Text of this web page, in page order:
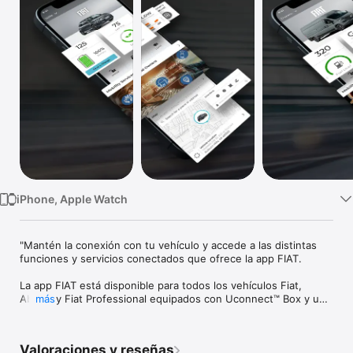
TV
iPhone, Apple Watch
"Mantén la conexión con tu vehículo y accede a las distintas
funciones y servicios conectados que ofrece la app FIAT.
La app FIAT está disponible para todos los vehículos Fiat,
Abarth y Fiat Professional equipados con Uconnect™ Box y un
más
Valoraciones y reseñas